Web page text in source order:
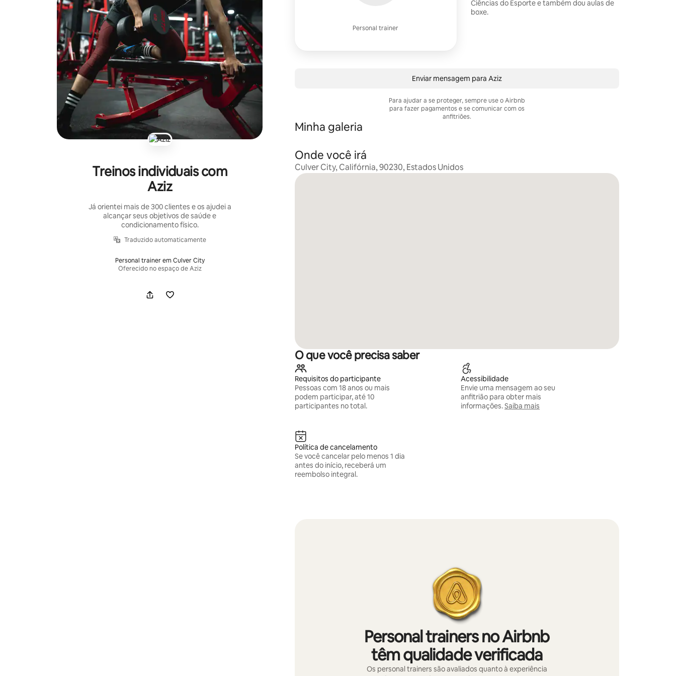
Treinos individuais com
Aziz
Já orientei mais de 300 clientes e os ajudei a
alcançar seus objetivos de saúde e
condicionamento físico.
Traduzido automaticamente
Personal trainer em Culver City
Oferecido no espaço de Aziz
Personal trainer
Ciências do Esporte e também dou aulas de
boxe.
Enviar mensagem para Aziz
Para ajudar a se proteger, sempre use o Airbnb
para fazer pagamentos e se comunicar com os
anfitriões.
Minha galeria
Onde você irá
Culver City, Califórnia, 90230, Estados Unidos
O que você precisa saber
Requisitos do participante
Pessoas com 18 anos ou mais
podem participar, até 10
participantes no total.
Acessibilidade
Envie uma mensagem ao seu
anfitrião para obter mais
informações.Saiba mais
Política de cancelamento
Se você cancelar pelo menos 1 dia
antes do início, receberá um
reembolso integral.
Personal trainers no Airbnb
têm qualidade verificada
Os personal trainers são avaliados quanto à experiência